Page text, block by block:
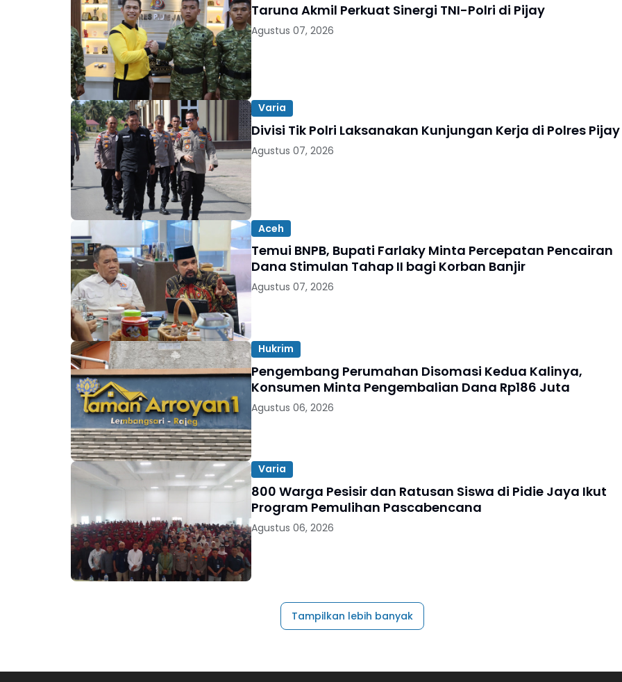
Taruna Akmil Perkuat Sinergi TNI-Polri di Pijay
Agustus 07, 2026
Varia
Divisi Tik Polri Laksanakan Kunjungan Kerja di Polres Pijay
Agustus 07, 2026
Aceh
Temui BNPB, Bupati Farlaky Minta Percepatan Pencairan
Dana Stimulan Tahap II bagi Korban Banjir
Agustus 07, 2026
Hukrim
Pengembang Perumahan Disomasi Kedua Kalinya,
Konsumen Minta Pengembalian Dana Rp186 Juta
Agustus 06, 2026
Varia
800 Warga Pesisir dan Ratusan Siswa di Pidie Jaya Ikut
Program Pemulihan Pascabencana
Agustus 06, 2026
Tampilkan lebih banyak